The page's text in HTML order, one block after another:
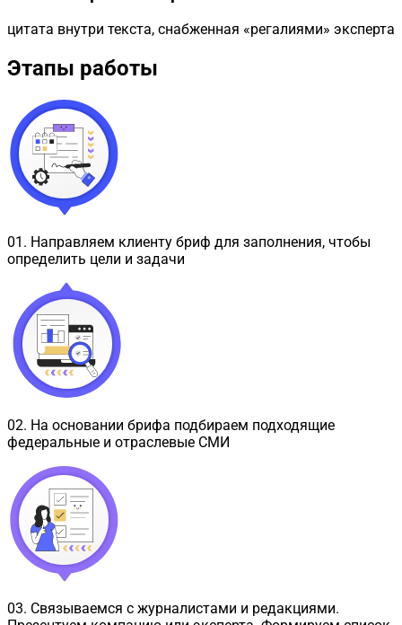
цитата внутри текста, снабженная «регалиями» эксперта
Этапы работы
01 . Направляем клиенту бриф для заполнения, чтобы
определить цели и задачи
02. На основании брифа подбираем подходящие
федеральные и отраслевые СМИ
03. Связываемся с журналистами и редакциями.